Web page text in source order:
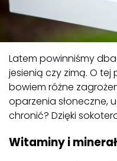
Latem powinniśmy
jesienią czy zimą. O
bowiem różne
oparzenia słoneczne,
chronić? Dzięki
Witaminy i